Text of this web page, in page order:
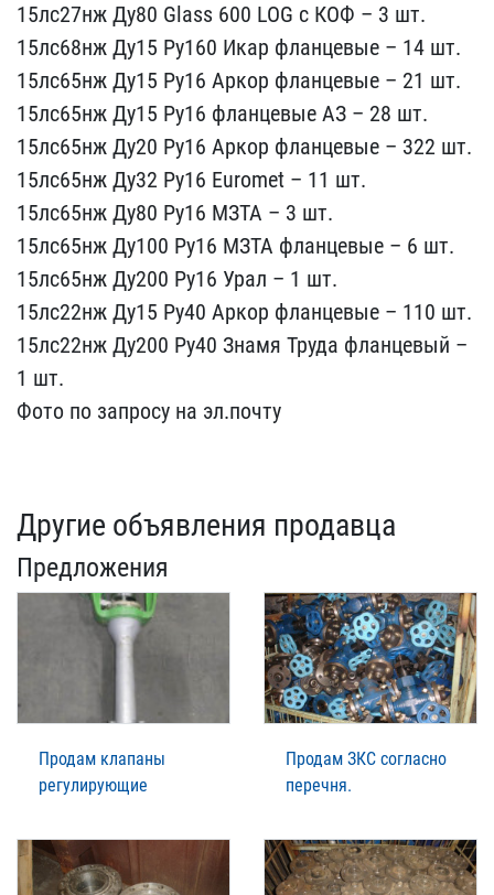
15л​с27нж Ду80 Glass 600 LOG​ с КОФ – 3 шт.
15лс68нж ​Ду15 Ру160 Икар фланцевы​е – 14 шт.
15лс65нж Ду15​ Ру16 Аркор фланцевые – ​21 шт.
15лс65нж Ду15 Ру1​6 фланцевые АЗ – 28 шт.
​15лс65нж Ду20 Ру16 Аркор​ фланцевые – 322 шт.
15л​с65нж Ду32 Ру16 Euromet ​– 11 шт.
15лс65нж Ду80 Р​у16 МЗТА – 3 шт.
15лс65н​ж Ду100 Ру16 МЗТА фланце​вые – 6 шт.
15лс65нж Ду2​00 Ру16 Урал – 1 шт.
15л​с22нж Ду15 Ру40 Аркор фл​анцевые – 110 шт.
15лс22​нж Ду200 Ру40 Знамя Труд​а фланцевый –
1 шт.
Фото​ по запросу на эл.почту
Другие объявления продавца
Предложения
Продам клапаны
регулирующие
Продам ЗКС согласно
перечня.